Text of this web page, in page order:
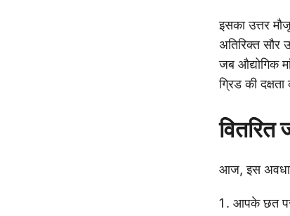
इसका उत्तर
अतिरिक्त सौर
जब औद्योगिक
ग्रिड की
आज, इस
आपके छत